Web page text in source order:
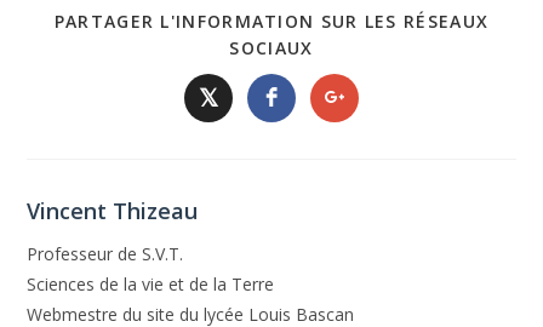
PARTAGER L'INFORMATION SUR LES RÉSEAUX
SOCIAUX
𝕏
Vincent Thizeau
Professeur de S.V.T.
Sciences de la vie et de la Terre
Webmestre du site du lycée Louis Bascan